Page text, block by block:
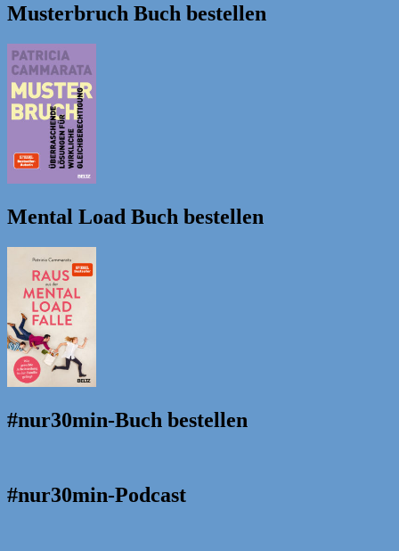
Musterbruch Buch bestellen
Mental Load Buch bestellen
#nur30min-Buch bestellen
#nur30min-Podcast